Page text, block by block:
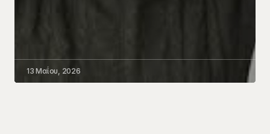
13 Μαΐου, 2026